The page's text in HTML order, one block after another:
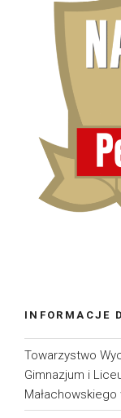
INFORMACJE
Towarzystwo
Gimnazjum i
Małachowskiego